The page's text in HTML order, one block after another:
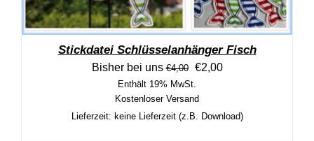
Stickdatei Schlüsselanhänger Fisch
Bisher bei uns €4,00 Ursprünglicher Preis
€2,00Aktueller Preis ist:
Enthält 19% MwSt.
Kostenloser Versand
Lieferzeit: keine Lieferzeit (z.B. Download)